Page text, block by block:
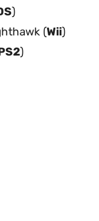
)
(Wii)
)